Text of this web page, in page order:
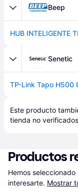
Beep
Senetic
Este producto
tienda no
Productos
Hemos
interesarte. Mostrar